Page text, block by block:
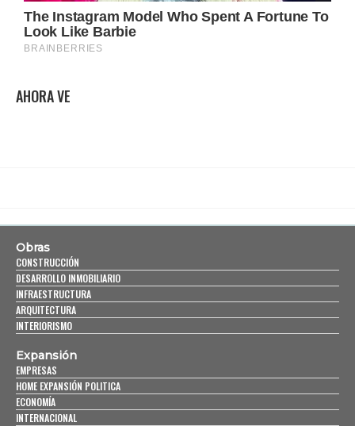
AHORA VE
Obras
CONSTRUCCIÓN
DESARROLLO INMOBILIARIO
INFRAESTRUCTURA
ARQUITECTURA
INTERIORISMO
Expansión
EMPRESAS
HOME EXPANSIÓN POLITICA
ECONOMÍA
INTERNACIONAL